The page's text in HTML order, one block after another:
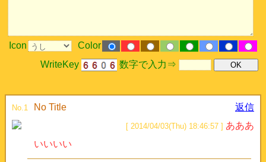
Icon
Color
WriteKey
数字で入力⇒
No.1 No Title 返信
[ 2014/04/03(Thu) 18:46:57 ] あああ
いいいい